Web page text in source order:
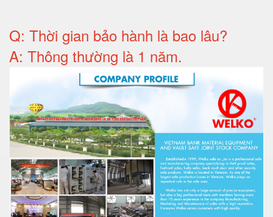
Q: Thời gian bảo hành là bao lâu?
A: Thông thường là 1 năm.